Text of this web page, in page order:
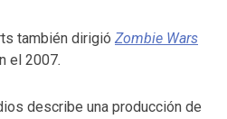
también dirigió Zombie Wars
el 2007.
describe una producción de